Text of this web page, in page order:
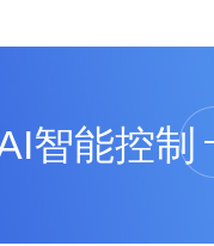
智能控制